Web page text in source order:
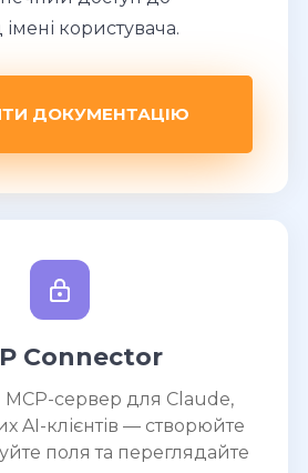
імені користувача.
ДОКУМЕНТАЦІЮ
Connector
сервер для Claude,
AI-клієнтів — створюйте
поля та переглядайте